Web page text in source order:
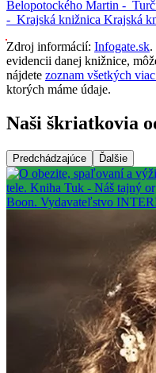
Belopotockého Martin -
- Krajská knižnica Krajská
Zdroj informácií: Infogate.sk.
evidencii danej knižnice,
nájdete zoznam všetkých
ktorých máme údaje.
Naši škriatkovia
Predchádzajúce Ďalšie